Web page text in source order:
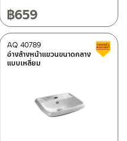
฿659
สินค้าลดราคา เคลียร์สต็อก
อ่างล้างหน้าแขวนขนาดกลาง
แบบเหลี่ยม
AQ 40789